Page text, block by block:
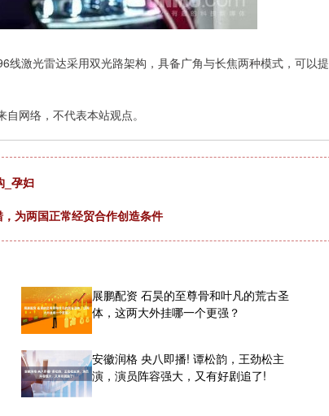
激光雷达采用双光路架构，具备广角与长焦两种模式，可以提
网络，不代表本站观点。
_孕妇
为两国正常经贸合作创造条件
展鹏配资 石昊的至尊骨和叶凡的荒古圣
体，这两大外挂哪一个更强？
安徽润格 央八即播! 谭松韵，王劲松主
演，演员阵容强大，又有好剧追了!